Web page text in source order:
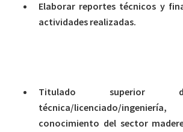
Elaborar reportes técnicos y
actividades realizadas.
Titulado superior
técnica/licenciado/
conocimiento del sector